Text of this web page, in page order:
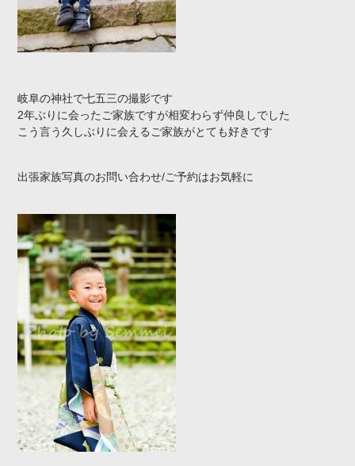
岐阜の神社で七五三の撮影です
2年ぶりに会ったご家族ですが相変わらず仲良しでした
こう言う久しぶりに会えるご家族がとても好きです
出張家族写真のお問い合わせ/ご予約はお気軽に